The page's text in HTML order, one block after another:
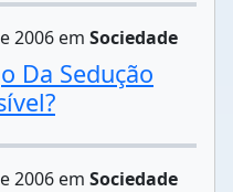
2006 em Sociedade
Da Sedução
2006 em Sociedade